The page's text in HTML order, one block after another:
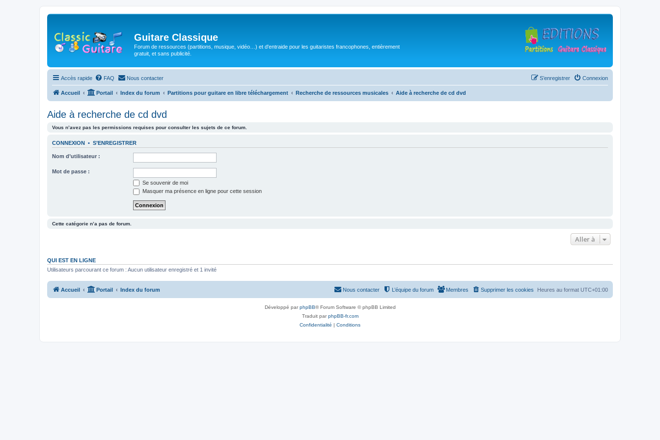
Guitare Classique
Forum de ressources (partitions, musique, vidéo…) et d'entraide pour les guitaristes francophones, entièrement
gratuit, et sans publicité.
Accès rapide FAQ Nous contacter Connexion
S’enregistrer
Accueil Portail Index du forum Partitions pour guitare en libre téléchargement Recherche de ressources musicales Aide à recherche de cd dvd
Aide à recherche de cd dvd
Vous n’avez pas les permissions requises pour consulter les sujets de ce forum.
CONNEXION • S’ENREGISTRER
Nom d’utilisateur :
Mot de passe :
Se souvenir de moi
Masquer ma présence en ligne pour cette session
Cette catégorie n’a pas de forum.
Aller à
QUI EST EN LIGNE
Utilisateurs parcourant ce forum : Aucun utilisateur enregistré et 1 invité
Accueil Portail Index du forum Heures au format UTC+01:00
Supprimer les cookies
Membres
L’équipe du forum
Nous contacter
Développé parphpBB® Forum Software © phpBB Limited
Traduit parphpBB-fr.com
Confidentialité | Conditions